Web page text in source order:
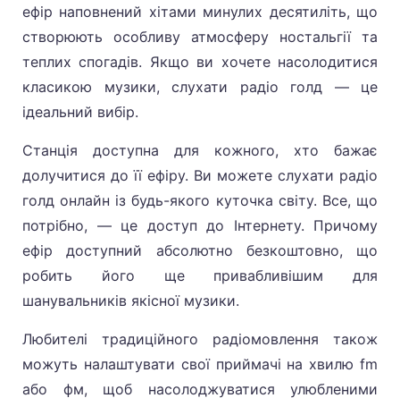
ефір наповнений хітами минулих десятиліть, що
створюють особливу атмосферу ностальгії та
теплих спогадів. Якщо ви хочете насолодитися
класикою музики, слухати радіо голд — це
ідеальний вибір.
Станція доступна для кожного, хто бажає
долучитися до її ефіру. Ви можете слухати радіо
голд онлайн із будь-якого куточка світу. Все, що
потрібно, — це доступ до Інтернету. Причому
ефір доступний абсолютно безкоштовно, що
робить його ще привабливішим для
шанувальників якісної музики.
Любителі традиційного радіомовлення також
можуть налаштувати свої приймачі на хвилю fm
або фм, щоб насолоджуватися улюбленими